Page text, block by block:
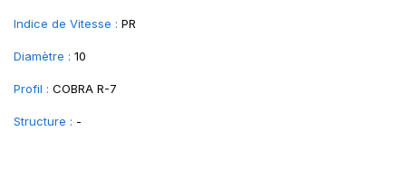
Indice de Vitesse : PR
Diamètre : 10
Profil : COBRA R-7
Structure : -